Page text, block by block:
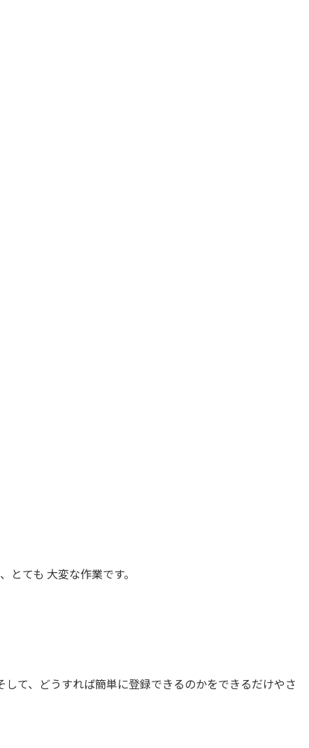
ても 大変な作業です。
て、どうすれば簡単に登録できるのかをできるだけやさ